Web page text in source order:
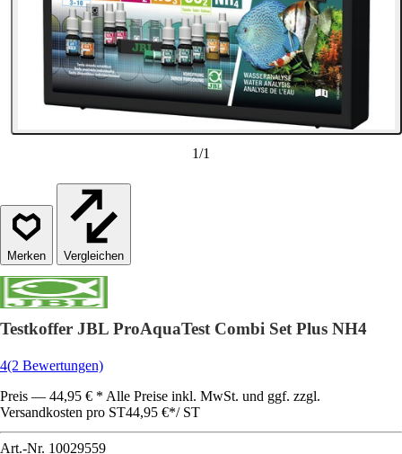
1/1
Vergleichen
Testkoffer JBL ProAquaTest Combi Set Plus NH4
4(2 Bewertungen)
Preis — 44,95 € * Alle Preise inkl. MwSt. und ggf. zzgl.
Versandkosten pro ST44,95 €*/ ST
Art.-Nr. 10029559